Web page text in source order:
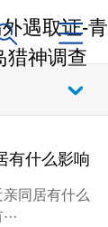
有什么影响
同居有什么